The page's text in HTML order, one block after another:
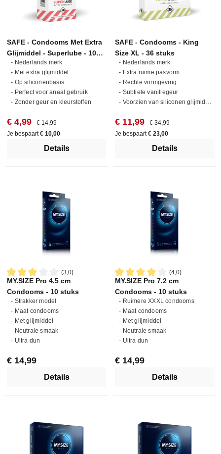
SAFE - Condooms Met Extra
Glijmiddel - Superlube - 10
stuks
- Nederlands merk
- Met extra glijmiddel
- Op siliconenbasis
- Perfect voor anaal gebruik
- Zonder geur en kleurstoffen
Verkoopprijs:
€ 4,99 Normale prijs:
€ 14,99
Je bespaart€ 10,00
Details
SAFE - Condooms - King
Size XL - 36 stuks
- Nederlands merk
- Extra ruime pasvorm
- Rechte vormgeving
- Subtiele vanillegeur
- Voorzien van siliconen glijmiddel
Verkoopprijs:
€ 11,99 Normale prijs:
€ 34,99
Je bespaart€ 23,00
Details
(3,0)
Gemiddelde waardering van 3 van 5 sterren
MY.SIZE Pro 4.5 cm
Condooms - 10 stuks
- Strakker model
- Maat condooms
- Met glijmiddel
- Neutrale smaak
- Ultra dun
Normale prijs:
€ 14,99
Details
(4,0)
Gemiddelde waardering van
MY.SIZE Pro 7.2 cm
Condooms - 10 stuks
- Ruimere XXXL condooms
- Maat condooms
- Met glijmiddel
- Neutrale smaak
- Ultra dun
Normale prijs:
€ 14,99
Details